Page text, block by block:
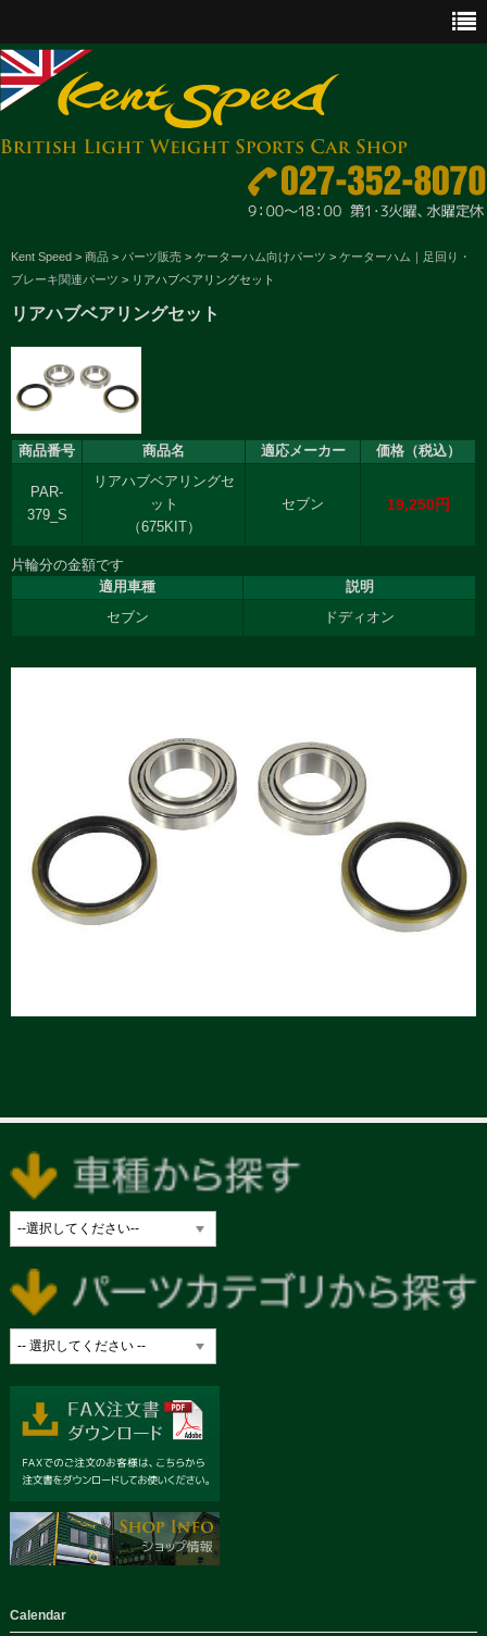
CAR SALES
PARTS
ENGINE MAINTENANCE
OTHER WORKS
GOODS & ACCESSORIES
OUTLINE
Kent Speed > 商品 > パーツ販売 > ケーターハム向けパーツ > ケーターハム｜足回り・
ブレーキ関連パーツ > リアハブベアリングセット
リアハブベアリングセット
商品番号 商品名 適応メーカー 価格（税込）
PAR-
379_S
リアハブベアリングセ
ット
（675KIT）
セブン 19,250円
片輪分の金額です
適用車種
説明
セブン
ドディオン
Calendar